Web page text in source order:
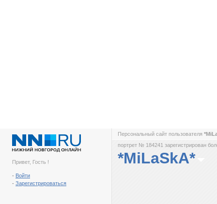
Привет, Гость !
- Войти
- Зарегистрироваться
Персональный сайт пользователя
портрет № 184241 зарегистрирован
*MiLaSkA*